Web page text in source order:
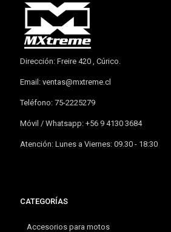
Dirección: Freire 420 , Cúrico.
Email: ventas@mxtreme.cl
Teléfono: 75-2225279
Móvil / Whatsapp: +56 9 4130 3684
Atención: Lunes a Viernes: 09.30 - 18:30
CATEGORÍAS
Accesorios para motos